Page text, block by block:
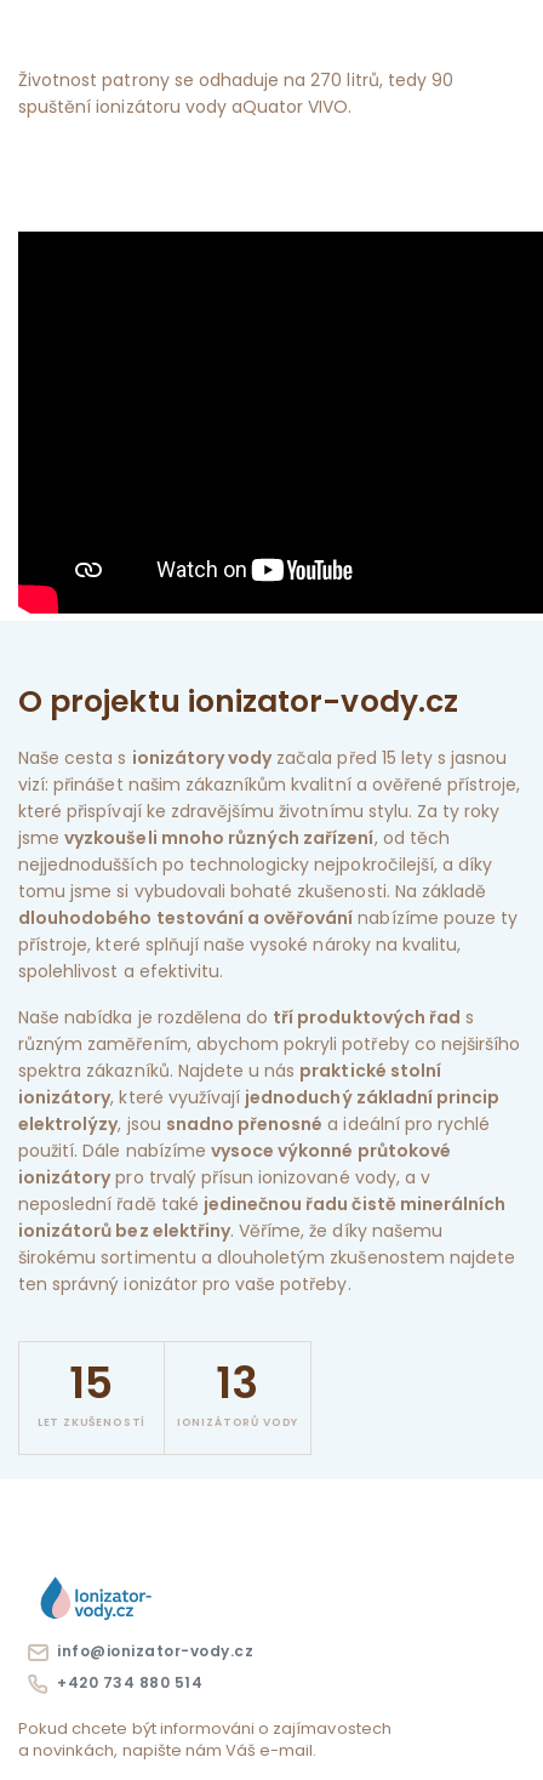
Životnost patrony se odhaduje na 270 litrů, tedy 90
spuštění ionizátoru vody aQuator VIVO.
O projektu ionizator-vody.cz
Naše cesta s ionizátory vodyzačala před 15 lety s jasnou
vizí: přinášet našim zákazníkům kvalitní a ověřené přístroje,
které přispívají ke zdravějšímu životnímu stylu. Za ty roky
jsmevyzkoušeli mnoho různých zařízení, od těch
nejjednodušších po technologicky nejpokročilejší, a díky
tomu jsme si vybudovali bohaté zkušenosti. Na základě
dlouhodobého testování a ověřování nabízíme pouze ty
přístroje, které splňují naše vysoké nároky na kvalitu,
spolehlivost a efektivitu.
Naše nabídka je rozdělena do tří produktových řad s
různým zaměřením, abychom pokryli potřeby co nejširšího
spektra zákazníků. Najdete u nás praktické stolní
ionizátory, které využívají jednoduchý základní princip
elektrolýzy, jsou snadno přenosné a ideální pro rychlé
použití. Dále nabízíme vysoce výkonné průtokové
ionizátorypro trvalý přísun ionizované vody, a v
neposlední řadě také jedinečnou řadu čistě minerálních
ionizátorů bez elektřiny. Věříme, že díky našemu
širokému sortimentu a dlouholetým zkušenostem najdete
ten správný ionizátor pro vaše potřeby.
15
LET ZKUŠENOSTÍ
13
IONIZÁTORŮ VODY
info@ionizator-vody.cz
+420 734 880 514
Pokud chcete být informováni o zajímavostech
a novinkách, napište nám Váš e-mail.